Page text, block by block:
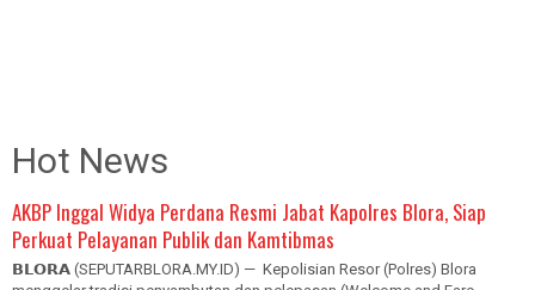
Hot News
AKBP Inggal Widya Perdana Resmi Jabat Kapolres Blora, Siap
Perkuat Pelayanan Publik dan Kamtibmas
𝗕𝗟𝗢𝗥𝗔 (SEPUTARBLORA.MY.ID) — Kepolisian Resor (Polres) Blora